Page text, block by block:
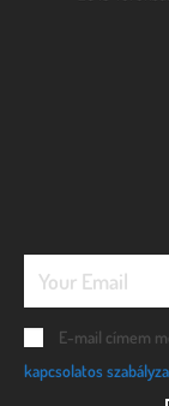
E-mail címem
kapcsolatos